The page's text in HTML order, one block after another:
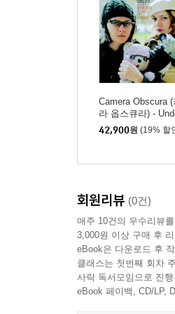
Camera Obscura (
라 옵스큐라) -
hievers Please Try
der [LP]
42,900원 (19% 할
회원리뷰 (0건)
매주 10건의 우수리뷰
3,000원 이상 구매 후
eBook은 다운로드 후
클래스는 첫번째 회차
사락 독서모임으로 진
eBook 페이백, CD/LP,